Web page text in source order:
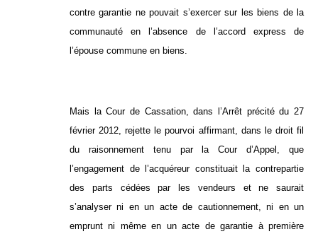
contre garantie ne pouvait s’exercer sur les biens de la
communauté en l’absence de l’accord express de
l’épouse commune en biens.
Mais la Cour de Cassation, dans l’Arrêt précité du 27
février 2012, rejette le pourvoi affirmant, dans le droit fil
du raisonnement tenu par la Cour d’Appel, que
l’engagement de l’acquéreur constituait la contrepartie
des parts cédées par les vendeurs et ne saurait
s’analyser ni en un acte de cautionnement, ni en un
emprunt ni même en un acte de garantie à première